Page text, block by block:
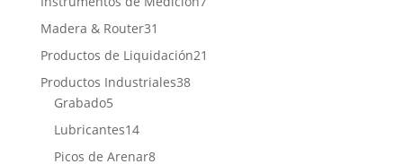
Madera & Router31
productos
Productos de Liquidación21
Productos Industriales3838
Grabado55
productos
Lubricantes1414
productos
Picos de Arenar88